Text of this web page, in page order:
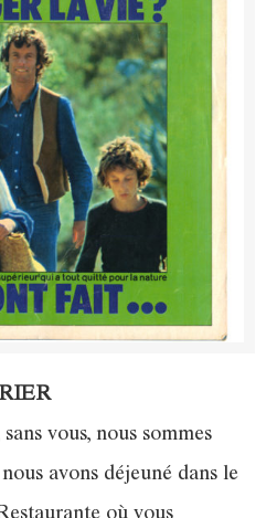
vous, nous sommes
avons déjeuné dans le